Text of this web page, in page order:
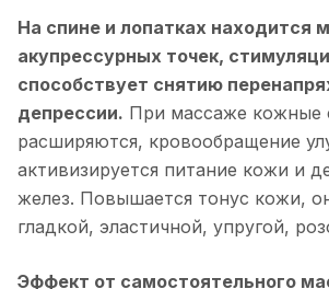
На спине и лопатках находится
акупрессурных точек,
способствует снятию
депрессии. При массаже кожные
расширяются, кровообращение
активизируется питание кожи и
желез. Повышается тонус кожи,
гладкой, эластичной, упругой,
Эффект от самостоятельного